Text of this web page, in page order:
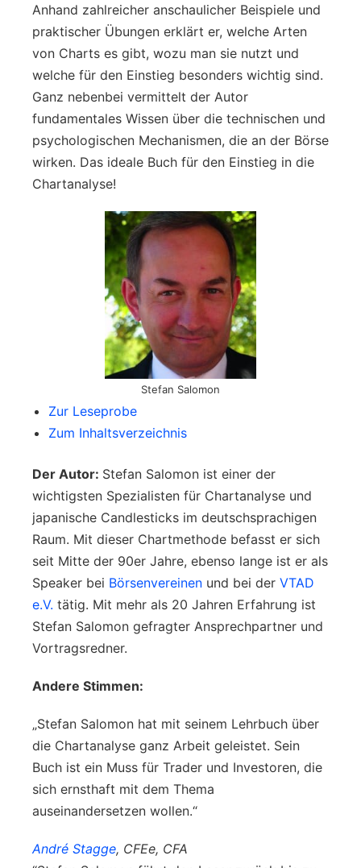
Anhand zahlreicher anschaulicher Beispiele und
praktischer Übungen erklärt er, welche Arten
von Charts es gibt, wozu man sie nutzt und
welche für den Einstieg besonders wichtig sind.
Ganz nebenbei vermittelt der Autor
fundamentales Wissen über die technischen und
psychologischen Mechanismen, die an der Börse
wirken. Das ideale Buch für den Einstieg in die
Chartanalyse!
Stefan Salomon
Zur Leseprobe
Zum Inhaltsverzeichnis
Der Autor: Stefan Salomon ist einer der
wichtigsten Spezialisten für Chartanalyse und
japanische Candlesticks im deutschsprachigen
Raum. Mit dieser Chartmethode befasst er sich
seit Mitte der 90er Jahre, ebenso lange ist er als
Speaker bei Börsenvereinen und bei der VTAD
e.V. tätig. Mit mehr als 20 Jahren Erfahrung ist
Stefan Salomon gefragter Ansprechpartner und
Vortragsredner.
Andere Stimmen:
„Stefan Salomon hat mit seinem Lehrbuch über
die Chartanalyse ganz Arbeit geleistet. Sein
Buch ist ein Muss für Trader und Investoren, die
sich ernsthaft mit dem Thema
auseinandersetzen wollen.“
André Stagge, CFEe, CFA